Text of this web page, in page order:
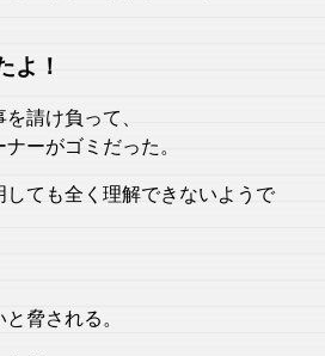
よ！
請け負って、
ーがゴミだった。
ても全く理解できないようで
脅される。